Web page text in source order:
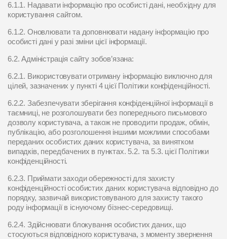
6.1.1. Надавати інформацію про особисті дані, необхідну для
користування сайтом.
6.1.2. Оновлювати та доповнювати надану інформацію про
особисті дані у разі зміни цієї інформації.
6.2. Адміністрація сайту зобов’язана:
6.2.1. Використовувати отриману інформацію виключно для
цілей, зазначених у пункті 4 цієї Політики конфіденційності.
6.2.2. Забезпечувати зберігання конфіденційної інформації в
таємниці, не розголошувати без попереднього письмового
дозволу користувача, а також не проводити продаж, обмін,
публікацію, або розголошення іншими можлими способами
переданих особистих даних користувача, за винятком
випадків, передбачених в пунктах. 5.2. та 5.3. цієї Політики
конфіденційності.
6.2.3. Приймати заходи обережності для захисту
конфіденційності особистих даних користувача відповідно до
порядку, зазвичай використовуваного для захисту такого
роду інформації в існуючому бізнес-середовищі.
6.2.4. Здійснювати блокування особистих даних, що
стосуються відповідного користувача, з моменту звернення